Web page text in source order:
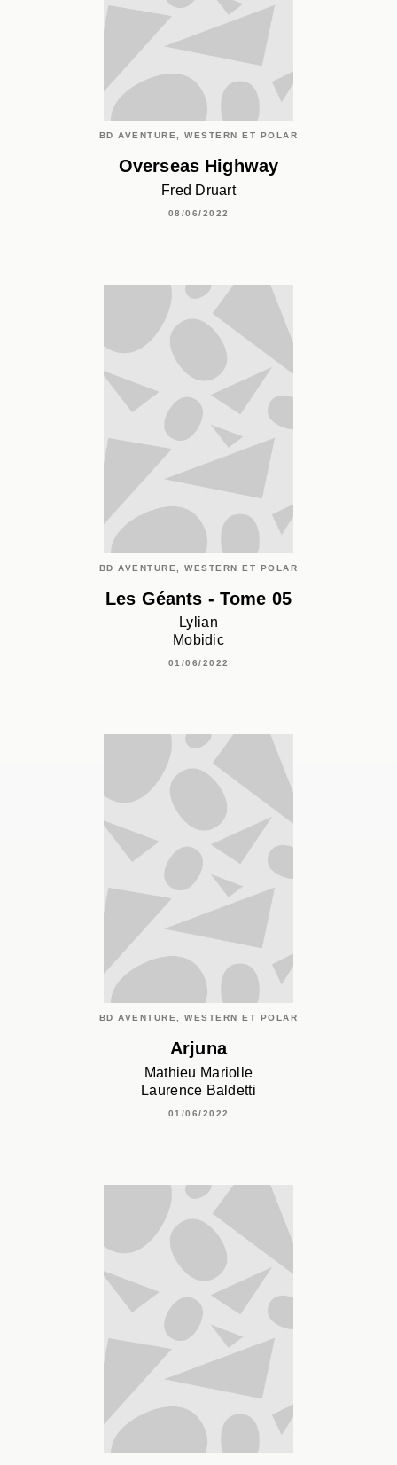
BD AVENTURE, WESTERN ET POLAR
Overseas Highway
Fred Druart
08/06/2022
BD AVENTURE, WESTERN ET POLAR
Les Géants - Tome 05
Lylian
Mobidic
01/06/2022
BD AVENTURE, WESTERN ET POLAR
Arjuna
Mathieu Mariolle
Laurence Baldetti
01/06/2022